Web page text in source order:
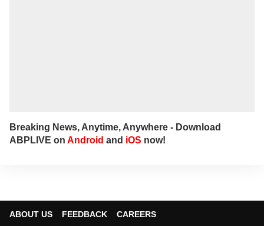
Breaking News, Anytime, Anywhere - Download
ABPLIVE on Android and iOS now!
ABOUT US FEEDBACK
CAREERS